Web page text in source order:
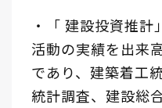
・「 建設投資推
活動の実績を出来
であり、建築着工
統計調査、建設総